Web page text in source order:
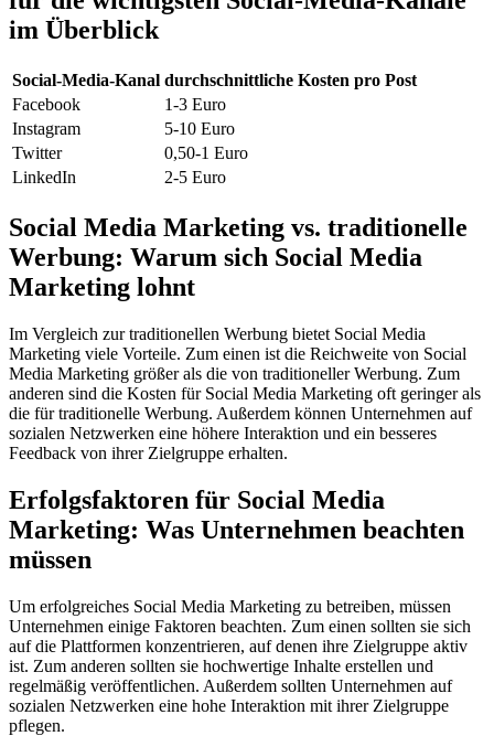
im Überblick
Social-Media-Kanal durchschnittliche Kosten pro Post
Facebook
1-3 Euro
Instagram
5-10 Euro
Twitter
0,50-1 Euro
LinkedIn
2-5 Euro
Social Media Marketing vs. traditionelle
Werbung: Warum sich Social Media
Marketing lohnt
Im Vergleich zur traditionellen Werbung bietet Social Media
Marketing viele Vorteile. Zum einen ist die Reichweite von Social
Media Marketing größer als die von traditioneller Werbung. Zum
anderen sind die Kosten für Social Media Marketing oft geringer als
die für traditionelle Werbung. Außerdem können Unternehmen auf
sozialen Netzwerken eine höhere Interaktion und ein besseres
Feedback von ihrer Zielgruppe erhalten.
Erfolgsfaktoren für Social Media
Marketing: Was Unternehmen beachten
müssen
Um erfolgreiches Social Media Marketing zu betreiben, müssen
Unternehmen einige Faktoren beachten. Zum einen sollten sie sich
auf die Plattformen konzentrieren, auf denen ihre Zielgruppe aktiv
ist. Zum anderen sollten sie hochwertige Inhalte erstellen und
regelmäßig veröffentlichen. Außerdem sollten Unternehmen auf
sozialen Netzwerken eine hohe Interaktion mit ihrer Zielgruppe
pflegen.